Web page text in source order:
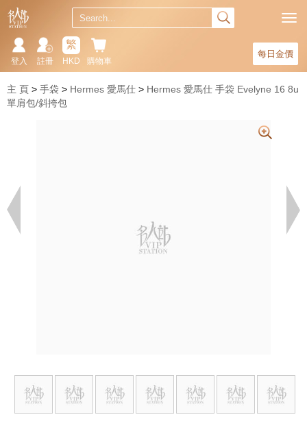
每日金價
購物車
繁
HKD
註冊
登入
主 頁 手袋 Hermes 愛馬仕
Hermes 愛馬仕 手袋 Evelyne 16 8u
單肩包/斜挎包